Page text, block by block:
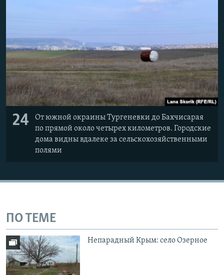
24
От южной окраины Тургеневки до Бахчисарая
по прямой около четырех километров. Городские
дома видны вдалеке за сельскохозяйственными
полями
ПО ТЕМЕ
Непарадный Крым: село Озерное